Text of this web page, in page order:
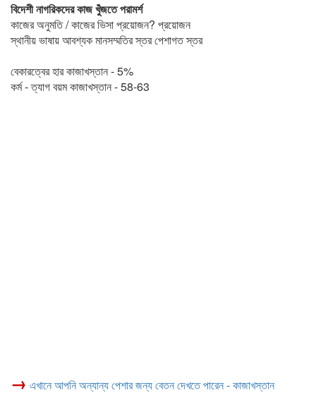
বিদেশী নাগরিকদের কাজ খুঁজতে পরামর্শ
কাজের অনুমতি / কাজের ভিসা প্রয়োজন? প্রয়োজন
স্থানীয় ভাষায় আবশ্যক মানসম্মতির স্তর পেশাগত স্তর
বেকারত্বের হার কাজাখস্তান - 5%
কর্ম - ত্যাগ বয়ম কাজাখস্তান - 58-63
→ এখানে আপনি অন্যান্য পেশার জন্য বেতন দেখতে পারেন - কাজাখস্তান